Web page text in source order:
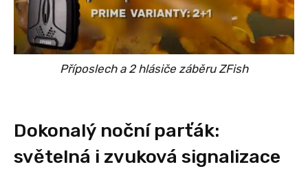
Příposlech a 2 hlásiče záběru ZFish
Dokonalý noční parťák:
světelná i zvuková signalizace